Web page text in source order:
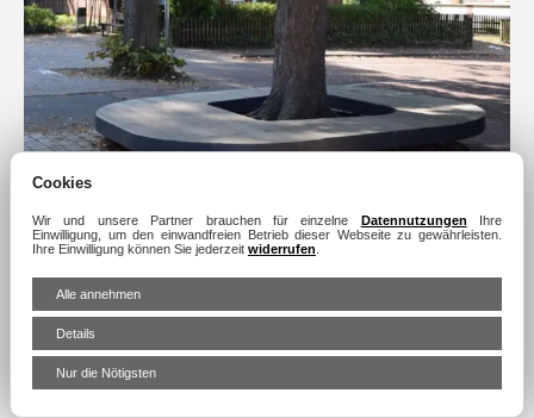
Cookies
Wir und unsere Partner brauchen für einzelne Datennutzungen Ihre
Einwilligung, um den einwandfreien Betrieb dieser Webseite zu gewährleisten.
Ihre Einwilligung können Sie jederzeit widerrufen
Alle annehmen
Details
Nur die Nötigsten